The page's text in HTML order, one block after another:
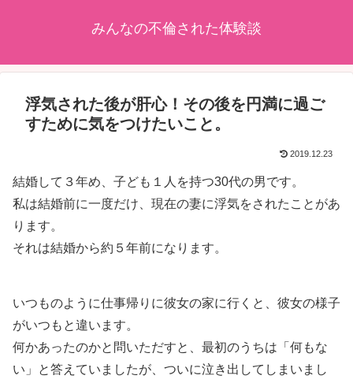
みんなの不倫された体験談
浮気された後が肝心！その後を円満に過ご
すために気をつけたいこと。
2019.12.23
結婚して３年め、子ども１人を持つ30代の男です。
私は結婚前に一度だけ、現在の妻に浮気をされたことがあ
ります。
それは結婚から約５年前になります。
いつものように仕事帰りに彼女の家に行くと、彼女の様子
がいつもと違います。
何かあったのかと問いただすと、最初のうちは「何もな
い」と答えていましたが、ついに泣き出してしまいまし